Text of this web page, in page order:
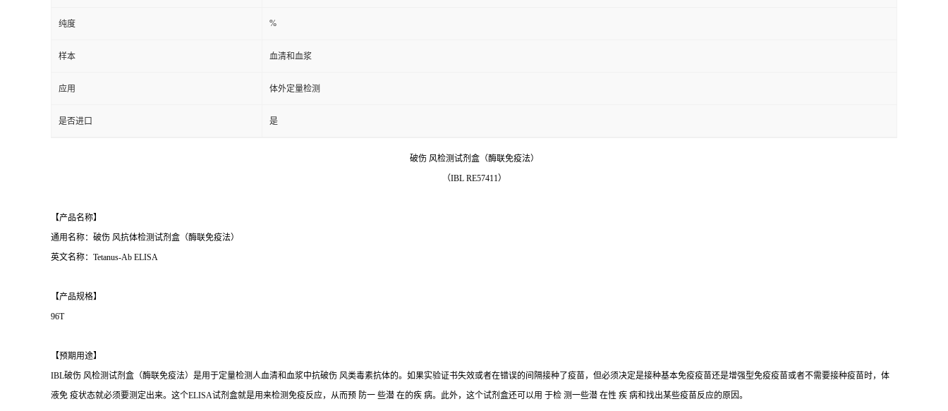
纯度 %
样本 血清和血浆
应用 体外定量检测
是否进口 是
破伤 风检测试剂盒（酶联免疫法）
（IBL RE57411）
【产品名称】
通用名称：破伤 风抗体检测试剂盒（酶联免疫法）
英文名称：Tetanus-Ab ELISA
【产品规格】
96T
【预期用途】
IBL破伤 风检测试剂盒（酶联免疫法）是用于定量检测人血清和血浆中抗破伤 风类毒素抗体的。如果实验证书失效或者在错误的间隔接种了疫苗，但必须决定是接种基本免疫疫苗还是增强型免疫疫苗或者不需要接种疫苗时，体
液免 疫状态就必须要测定出来。这个ELISA试剂盒就是用来检测免疫反应，从而预 防一 些潜 在的疾 病。此外，这个试剂盒还可以用 于检 测一些潜 在性 疾 病和找出某些疫苗反应的原因。